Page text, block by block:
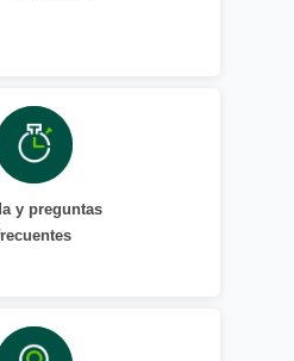
y preguntas